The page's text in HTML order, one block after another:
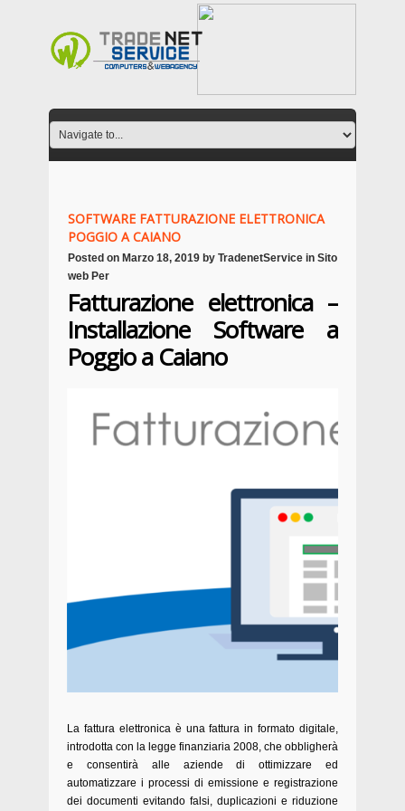
SOFTWARE FATTURAZIONE ELETTRONICA
POGGIO A CAIANO
Posted on Marzo 18, 2019 by TradenetService in Sito
web Per
Fatturazione elettronica –
Installazione Software a
Poggio a Caiano
La fattura elettronica è una fattura in formato digitale,
introdotta con la legge finanziaria 2008, che obbligherà
e consentirà alle aziende di ottimizzare ed
automatizzare i processi di emissione e registrazione
dei documenti evitando falsi, duplicazioni e riduzione